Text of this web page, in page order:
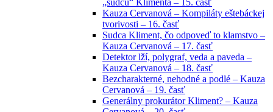
Kauza Cervanová – Kompiláty eštebáckej
tvorivosti – 16. časť
Sudca Kliment, čo odpoveď to klamstvo –
Kauza Cervanová – 17. časť
Detektor lží, polygraf, veda a paveda –
Kauza Cervanová – 18. časť
Bezcharakterné, nehodné a podlé – Kauza
Cervanová – 19. časť
Generálny prokurátor Kliment? – Kauza